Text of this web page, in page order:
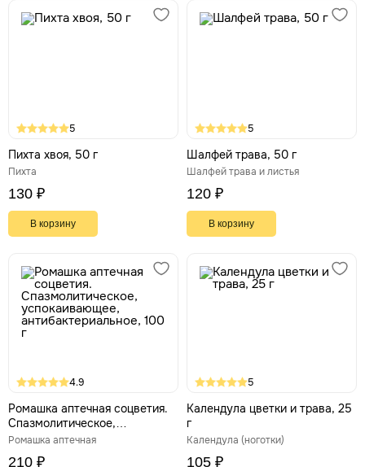
5
Пихта хвоя, 50 г
Пихта
130 ₽
В корзину
5
Шалфей трава, 50 г
Шалфей трава и листья
120 ₽
В корзину
4.9
Ромашка аптечная соцветия.
Спазмолитическое,
успокаивающее,
Ромашка аптечная
210 ₽
5
Календула цветки и трава, 25
г
Календула (ноготки)
105 ₽